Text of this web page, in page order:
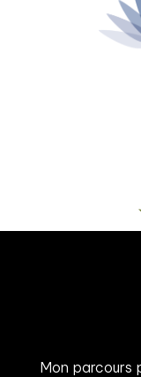
Mon parcours